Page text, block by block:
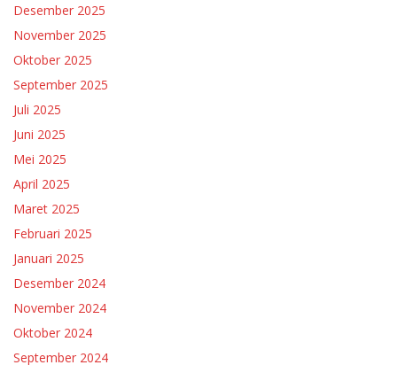
Desember 2025
November 2025
Oktober 2025
September 2025
Juli 2025
Juni 2025
Mei 2025
April 2025
Maret 2025
Februari 2025
Januari 2025
Desember 2024
November 2024
Oktober 2024
September 2024